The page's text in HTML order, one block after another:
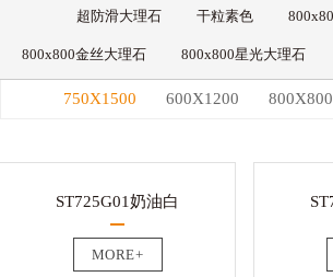
超防滑大理石 干粒素色
800x800金丝大理石 800x800星光大理石
750X1500 600X1200 800X800
ST725G01奶油白
MORE+